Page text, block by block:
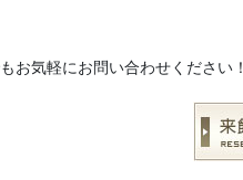
お気軽にお問い合わせください！